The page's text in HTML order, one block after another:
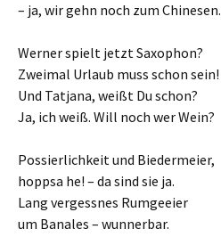
– ja, wir gehn noch zum Chinesen.
Werner spielt jetzt Saxophon?
Zweimal Urlaub muss schon sein!
Und Tatjana, weißt Du schon?
Ja, ich weiß. Will noch wer Wein?
Possierlichkeit und Biedermeier,
hoppsa he! – da sind sie ja.
Lang vergessnes Rumgeeier
um Banales – wunnerbar.